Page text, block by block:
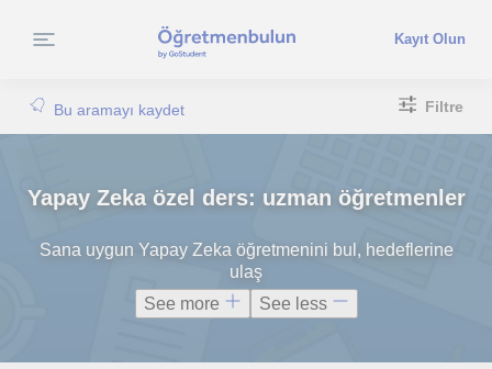
Kayıt Olun
Bu aramayı kaydet Filtre
Yapay Zeka özel ders: uzman öğretmenler
Sana uygun Yapay Zeka öğretmenini bul, hedeflerine
ulaş
See more
See less